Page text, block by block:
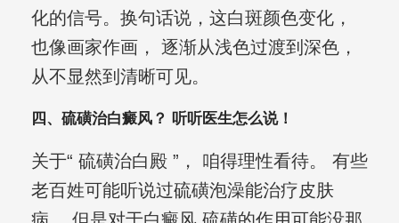
化的信号。换句话说，这白斑颜色变化，
也像画家作画， 逐渐从浅色过渡到深色，
从不显然到清晰可见。
四、硫磺治白癜风？ 听听医生怎么说！
关于“ 硫磺治白殿 ”， 咱得理性看待。 有些
老百姓可能听说过硫磺泡澡能治疗皮肤